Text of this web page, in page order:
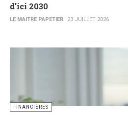
d'ici 2030
LE MAITRE PAPETIER 23 JUILLET 2026
FINANCIÈRES